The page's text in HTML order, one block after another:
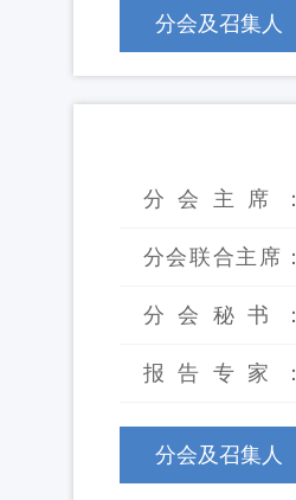
分会及召集人
分会主席：
分会联合主席：
分会秘书：
报告专家：
分会及召集人